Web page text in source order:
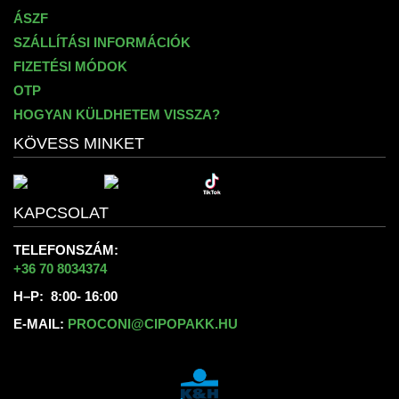
ÁSZF
SZÁLLÍTÁSI INFORMÁCIÓK
FIZETÉSI MÓDOK
OTP
HOGYAN KÜLDHETEM VISSZA?
KÖVESS MINKET
KAPCSOLAT
TELEFONSZÁM:
+36 70 8034374
H–P: 8:00- 16:00
E-MAIL: PROCONI@CIPOPAKK.HU